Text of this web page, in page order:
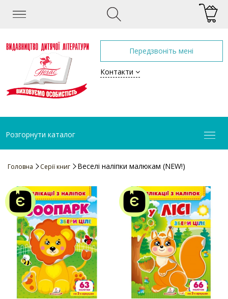
Передзвоніть мені
Контакти
Розгорнути каталог
Головна Серії книг Веселі наліпки малюкам (NEW!)